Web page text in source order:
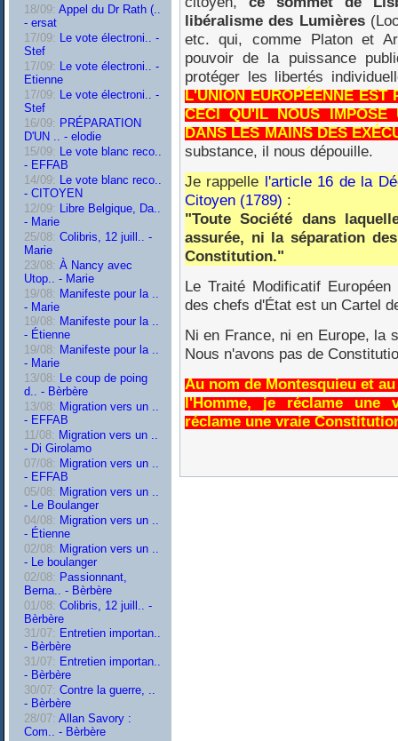
18/09: Appel du Dr Rath (..
- ersat
17/09: Le vote électroni.. -
Stef
17/09: Le vote électroni.. -
Etienne
17/09: Le vote électroni.. -
Stef
16/09: PRÉPARATION
D'UN .. - elodie
15/09: Le vote blanc reco..
- EFFAB
14/09:
Le vote blanc reco..
- CITOYEN
12/09:
Libre Belgique, Da..
- Marie
25/08: Colibris, 12 juill.. -
Marie
23/08: À Nancy avec
Utop.. - Marie
19/08: Manifeste pour la ..
- Marie
19/08: Manifeste pour la ..
- Étienne
19/08: Manifeste pour la ..
- Marie
13/08: Le coup de poing
d.. - Bèrbère
13/08: Migration vers un ..
- EFFAB
11/08: Migration vers un ..
- Di Girolamo
07/08: Migration vers un ..
- EFFAB
05/08: Migration vers un ..
- Le Boulanger
04/08: Migration vers un ..
- Étienne
02/08: Migration vers un ..
- Le boulanger
02/08: Passionnant,
Berna.. - Bèrbère
01/08: Colibris, 12 juill.. -
Bèrbère
31/07: Entretien importan..
- Bèrbère
31/07: Entretien importan..
- Bèrbère
30/07: Contre la guerre, ..
- Bèrbère
28/07: Allan Savory :
Com.. - Bèrbère
libéralisme des Lumières
etc. qui, comme Platon et
pouvoir de la puissance
protéger les libertés
L'UNION EUROPÉENNE EST
CECI QU'IL NOUS IMPOSE
DANS LES MAINS DES
substance, il nous dépouille.
Je rappelle l'article 16 de la
Citoyen (1789) :
"Toute Société dans
assurée, ni la séparation
Constitution."
Le Traité Modificatif
des chefs d'État est un Cartel
Ni en France, ni en Europe, la
Nous n'avons pas de
Au nom de Montesquieu et
l'Homme, je réclame une
réclame une vraie